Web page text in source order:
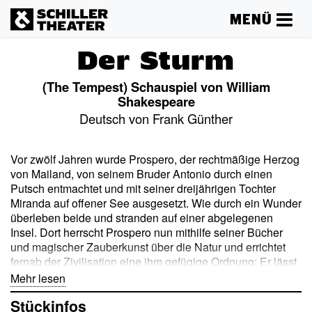
MENÜ
Der Sturm
(The Tempest) Schauspiel von William
Shakespeare
Deutsch von Frank Günther
Vor zwölf Jahren wurde Prospero, der rechtmäßige Herzog
von Mailand, von seinem Bruder Antonio durch einen
Putsch entmachtet und mit seiner dreijährigen Tochter
Miranda auf offener See ausgesetzt. Wie durch ein Wunder
überleben beide und stranden auf einer abgelegenen
Insel. Dort herrscht Prospero nun mithilfe seiner Bücher
und magischer Zauberkunst über die Natur und errichtet
fernab der Zivilisation eine ihm gefügige Ordnung: Er lässt
Miranda isoliert aufwachsen, unterwirft den Luftgeist Ariel
und versklavt den Ureinwohner Caliban. Als seine alten
Feinde – darunter Antonio, König Alonso von Neapel und
Mehr lesen
Stückinfos